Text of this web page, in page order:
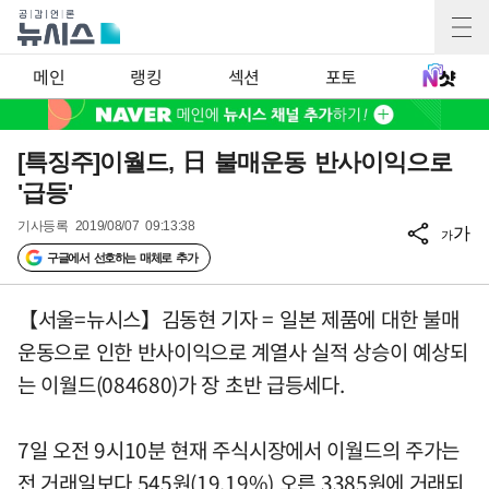
메인 랭킹 섹션 포토
[특징주]이월드, 日 불매운동 반사이익으로
'급등'
기사등록 2019/08/07 09:13:38
구글에서 선호하는 매체로 추가
가가
【서울=뉴시스】김동현 기자 = 일본 제품에 대한 불매
운동으로 인한 반사이익으로 계열사 실적 상승이 예상되
는 이월드(084680)가 장 초반 급등세다.
7일 오전 9시10분 현재 주식시장에서 이월드의 주가는
전 거래일보다 545원(19.19%) 오른 3385원에 거래되